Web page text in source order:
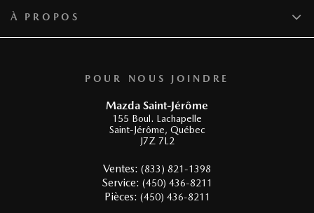
POUR NOUS JOINDRE
Mazda Saint-Jérôme
155 Boul. Lachapelle
Saint-Jérôme, Québec
J7Z 7L2
Ventes: (833) 821-1398
Service: (450) 436-8211
Pièces: (450) 436-8211
À PROPOS